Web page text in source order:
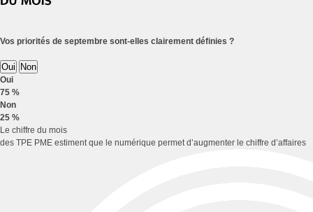
Vos priorités de septembre sont-elles clairement définies ?
Oui Non
Oui
75 %
Non
25 %
Le chiffre du mois
des TPE PME estiment que le numérique permet d’augmenter le chiffre d’affaires